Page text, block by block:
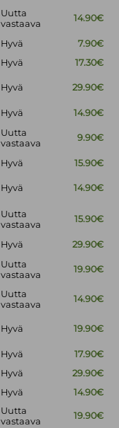
Uutta
vastaava
14.90€
Hyvä
7.90€
Hyvä
17.30€
Hyvä 29.90€
Hyvä
14.90€
Uutta
vastaava
9.90€
Hyvä
15.90€
Hyvä 14.90€
Uutta
vastaava
15.90€
Hyvä
29.90€
Uutta
vastaava
19.90€
Uutta
vastaava
14.90€
Hyvä 19.90€
Hyvä
17.90€
Hyvä
29.90€
Hyvä 14.90€
Uutta
vastaava
19.90€